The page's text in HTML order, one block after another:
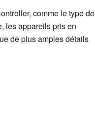
comme le type de
les appareils pris en
de plus amples détails